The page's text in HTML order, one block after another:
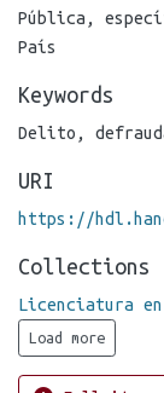
Pública,
País
Keywords
Delito ,
URI
https://
Collections
Licenciatura
Load more